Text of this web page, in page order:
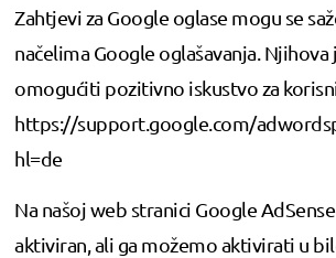
Zahtjevi za Google oglase mogu se
načelima Google oglašavanja. Njihova
omogućiti pozitivno iskustvo za
https://support.google.com/
hl=de
Na našoj web stranici Google
aktiviran, ali ga možemo aktivirati u